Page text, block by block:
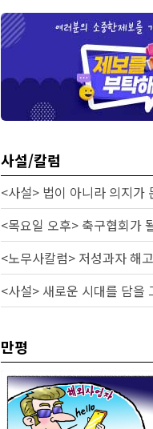
사설/칼럼
<사설> 법이 아니라 의지가
<사설> 새로운 시대를 담을
만평